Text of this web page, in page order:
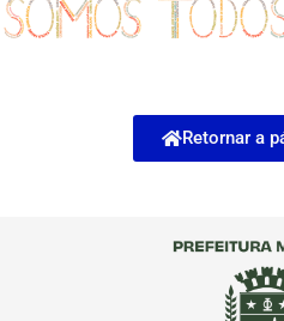
Retornar a